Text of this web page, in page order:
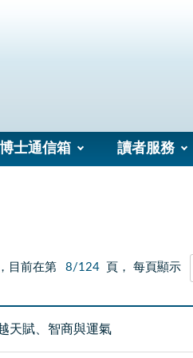
博士通信箱 讀者服務
目前在第 8/124 頁， 每頁顯示
天賦、智商與運氣